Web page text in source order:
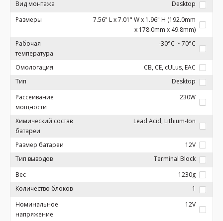
Вид монтажа
Desktop
Размеры
7.56" L x 7.01" W x 1.96" H (192.0mm
x 178.0mm x 49.8mm)
Рабочая
температура
-30°C ~ 70°C
Омологация
CB, CE, cULus, EAC
Тип
Desktop
Рассеивание
мощности
230W
Химический состав
батареи
Lead Acid, Lithium-Ion
Размер батареи
12V
Тип выводов
Terminal Block
Вес
1230g
Количество блоков
1
Номинальное
напряжение
12V